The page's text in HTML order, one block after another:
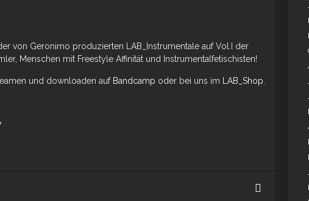
von Geronimo produzierten LAB_Instrumentale auf Vol.I der
Menschen mit Freestyle Affinität und Instrumentalfetischisten!
und downloaden auf Bandcamp oder bei uns im LAB_Shop